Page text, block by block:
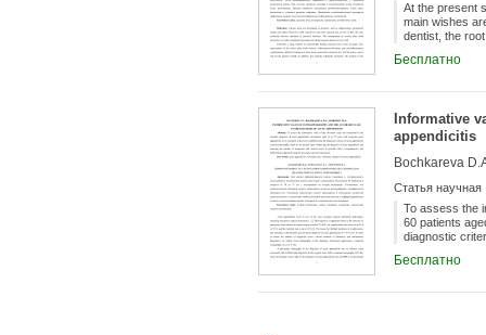
At the present
main wishes
dentist, the
the
Бесплатно
Informative
appendicitis
Bochkareva
Статья научная
To assess the
60 patients
diagnostic
differentiated
Бесплатно